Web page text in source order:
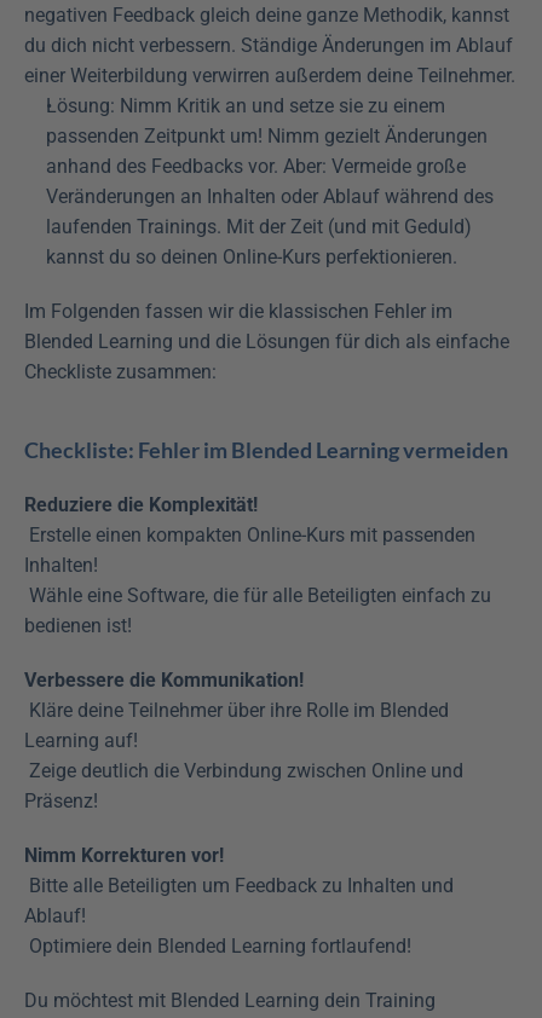
negativen Feedback gleich deine ganze Methodik, kannst
du dich nicht verbessern. Ständige Änderungen im Ablauf
einer Weiterbildung verwirren außerdem deine Teilnehmer.
Lösung: Nimm Kritik an und setze sie zu einem
passenden Zeitpunkt um! Nimm gezielt Änderungen
anhand des Feedbacks vor. Aber: Vermeide große
Veränderungen an Inhalten oder Ablauf während des
laufenden Trainings. Mit der Zeit (und mit Geduld)
kannst du so deinen Online-Kurs perfektionieren.
Im Folgenden fassen wir die klassischen Fehler im
Blended Learning und die Lösungen für dich als einfache
Checkliste zusammen:
Checkliste: Fehler im Blended Learning vermeiden
Reduziere die Komplexität!
Inhalten!
bedienen ist!
Verbessere die Kommunikation!
Learning auf!
Präsenz!
Nimm Korrekturen vor!
Ablauf!
Optimiere dein Blended Learning fortlaufend!
Du möchtest mit Blended Learning dein Training